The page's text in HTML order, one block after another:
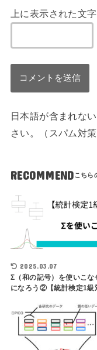
上に表示された文
日本語が含まれな
さい。（スパム対策
RECOMMEND
2025.03.07
Σ（和の記号）を使いこな
になろう②【統計検定1級